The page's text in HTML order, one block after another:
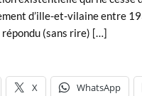
d’ille-et-vilaine entre
répondu (sans rire) […]
X WhatsApp